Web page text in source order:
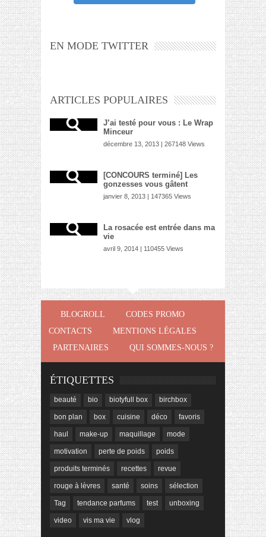
EN MODE TWITTER
ARTICLES POPULAIRES
J’ai testé pour vous : Le Wrap
Minceur
décembre 13, 2013 | 267148 Views
[CONCOURS terminé] Les
gonzesses vous gâtent
janvier 8, 2013 | 147365 Views
La rosacée est entrée dans ma
vie
avril 9, 2014 | 110455 Views
BLOGROLL
CODES PROMO
CONTACTS
MENTIONS LÉGALES
PARTENAIRES
QUI SOMMES-NOUS ?
ÉTIQUETTES
beauté bio biotyfull box birchbox
bon plan box cuisine déco favoris
haul make-up maquillage mode
motivation perte de poids poids
produits terminés recettes revue
rouge à lèvres santé soins sélection
Tag tendance parfums test unboxing
video vis ma vie vlog